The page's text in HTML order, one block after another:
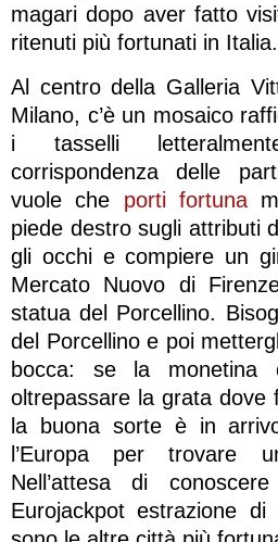
magari dopo aver fatto
ritenuti più fortunati in Italia.
Al centro della Galleria
Milano, c’è un mosaico
i tasselli
corrispondenza delle
vuole che porti fortuna
piede destro sugli attributi
gli occhi e compiere un
Mercato Nuovo di
statua del Porcellino.
del Porcellino e poi
bocca: se la monetina
oltrepassare la grata dove
la buona sorte è in
l’Europa per trovare
Nell’attesa di
Eurojackpot estrazione